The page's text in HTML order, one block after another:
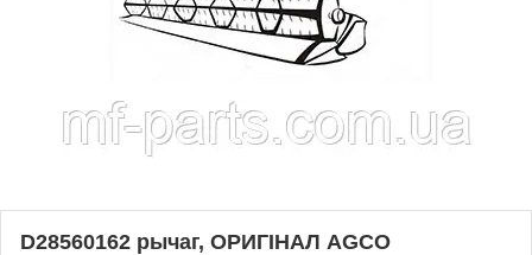
D28560162 рычаг, ОРИГІНАЛ AGCO